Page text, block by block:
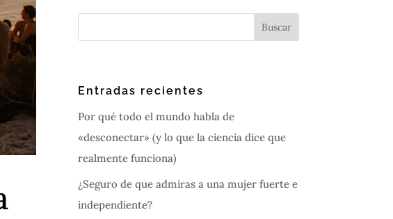
Entradas recientes
Por qué todo el mundo habla de
«desconectar» (y lo que la ciencia dice que
realmente funciona)
¿Seguro de que admiras a una mujer fuerte e
independiente?